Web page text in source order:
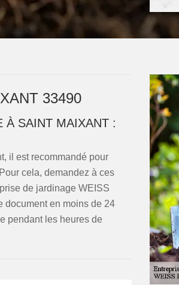
33490
À SAINT MAIXANT :
il est recommandé pour
cela, demandez à ces
de jardinage WEISS
document en moins de 24
pendant les heures de